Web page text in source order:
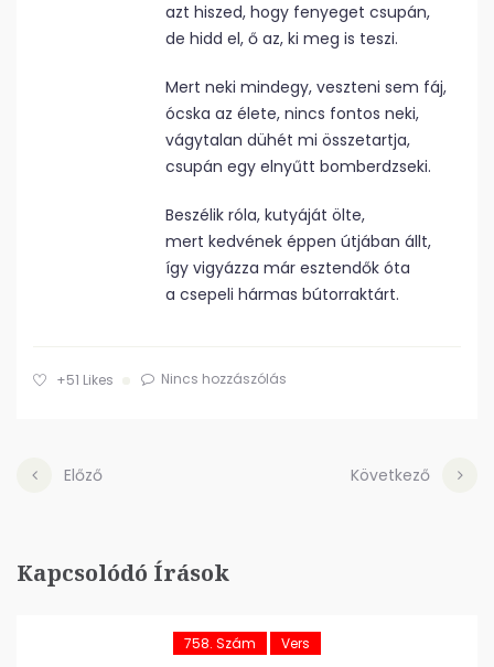
azt hiszed, hogy fenyeget csupán,
de hidd el, ő az, ki meg is teszi.
Mert neki mindegy, veszteni sem fáj,
ócska az élete, nincs fontos neki,
vágytalan dühét mi összetartja,
csupán egy elnyűtt bomberdzseki.
Beszélik róla, kutyáját ölte,
mert kedvének éppen útjában állt,
így vigyázza már esztendők óta
a csepeli hármas bútorraktárt.
+51 Likes Nincs hozzászólás
Előző Következő
Kapcsolódó Írások
758. Szám Vers